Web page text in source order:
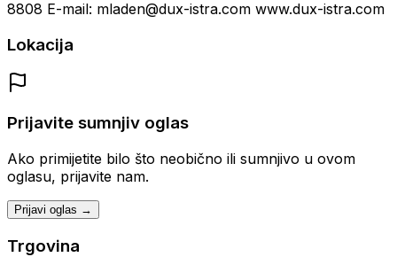
8808 E-mail: mladen@dux-istra.com www.dux-istra.com
Lokacija
Prijavite sumnjiv oglas
Ako primijetite bilo što neobično ili sumnjivo u ovom
oglasu, prijavite nam.
Prijavi oglas →
Trgovina